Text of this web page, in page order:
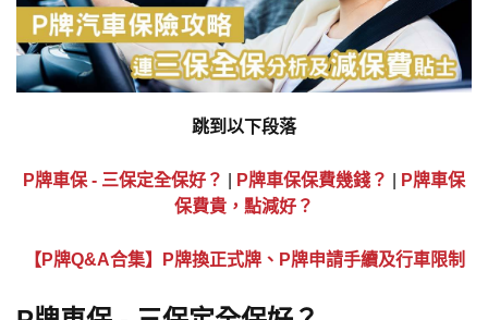
跳到以下段落
P牌車保 - 三保定全保好？ P牌車保保費幾錢？
P牌車保
保費貴，點減好？
【P牌Q&A合集】P牌換正式牌、P牌申請手續及行車限制